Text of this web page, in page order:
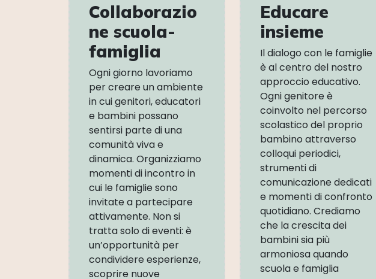
Collaborazio
ne scuola-
famiglia
Ogni giorno lavoriamo
per creare un ambiente
in cui genitori, educatori
e bambini possano
sentirsi parte di una
comunità viva e
dinamica. Organizziamo
momenti di incontro in
cui le famiglie sono
invitate a partecipare
attivamente. Non si
tratta solo di eventi: è
un’opportunità per
condividere esperienze,
scoprire nuove
Educare
insieme
Il dialogo con le famiglie
è al centro del nostro
approccio educativo.
Ogni genitore è
coinvolto nel percorso
scolastico del proprio
bambino attraverso
colloqui periodici,
strumenti di
comunicazione dedicati
e momenti di confronto
quotidiano. Crediamo
che la crescita dei
bambini sia più
armoniosa quando
scuola e famiglia